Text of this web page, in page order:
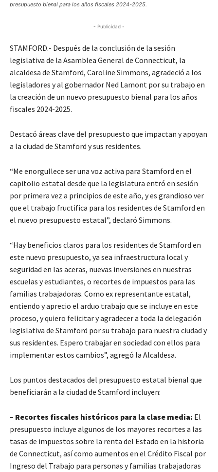
presupuesto bienal para los años fiscales 2024-2025.
- Publicidad -
STAMFORD.- Después de la conclusión de la sesión
legislativa de la Asamblea General de Connecticut, la
alcaldesa de Stamford, Caroline Simmons, agradeció a los
legisladores y al gobernador Ned Lamont por su trabajo en
la creación de un nuevo presupuesto bienal para los años
fiscales 2024-2025.
Destacó áreas clave del presupuesto que impactan y apoyan
a la ciudad de Stamford y sus residentes.
“Me enorgullece ser una voz activa para Stamford en el
capitolio estatal desde que la legislatura entró en sesión
por primera vez a principios de este año, y es grandioso ver
que el trabajo fructifica para los residentes de Stamford en
el nuevo presupuesto estatal”, declaró Simmons.
“Hay beneficios claros para los residentes de Stamford en
este nuevo presupuesto, ya sea infraestructura local y
seguridad en las aceras, nuevas inversiones en nuestras
escuelas y estudiantes, o recortes de impuestos para las
familias trabajadoras. Como ex representante estatal,
entiendo y aprecio el arduo trabajo que se incluye en este
proceso, y quiero felicitar y agradecer a toda la delegación
legislativa de Stamford por su trabajo para nuestra ciudad y
sus residentes. Espero trabajar en sociedad con ellos para
implementar estos cambios”, agregó la Alcaldesa.
Los puntos destacados del presupuesto estatal bienal que
beneficiarán a la ciudad de Stamford incluyen:
– Recortes fiscales históricos para la clase media: El
presupuesto incluye algunos de los mayores recortes a las
tasas de impuestos sobre la renta del Estado en la historia
de Connecticut, así como aumentos en el Crédito Fiscal por
Ingreso del Trabajo para personas y familias trabajadoras